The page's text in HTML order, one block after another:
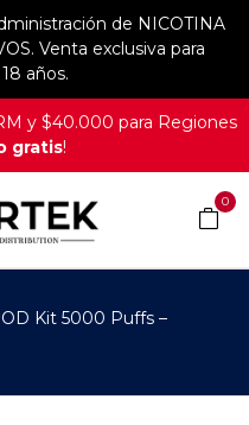
de NICOTINA
Venta exclusiva para
años.
y $40.000 para Regiones
gratis!
0
Kit 5000 Puffs –